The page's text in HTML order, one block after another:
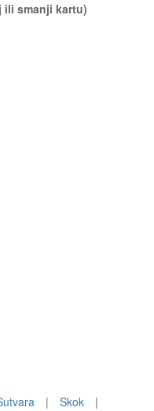
ili smanji kartu)
| Skok
|